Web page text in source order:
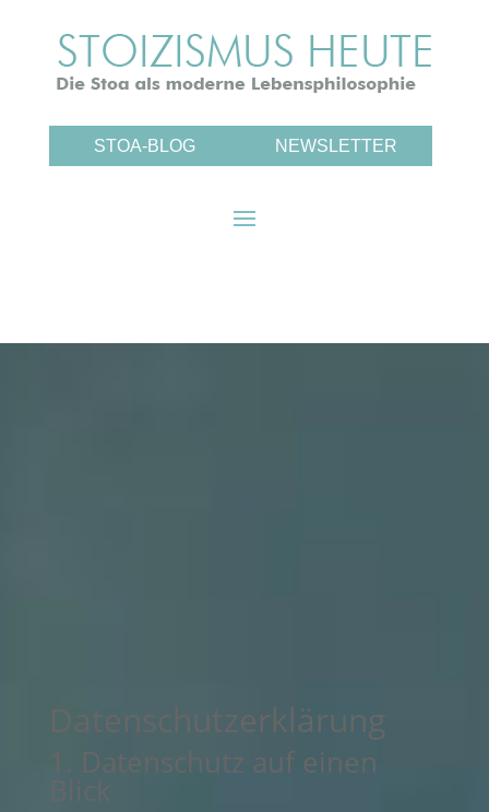
STOA-BLOG NEWSLETTER
Datenschutzerklärung
1. Datenschutz auf einen
Blick